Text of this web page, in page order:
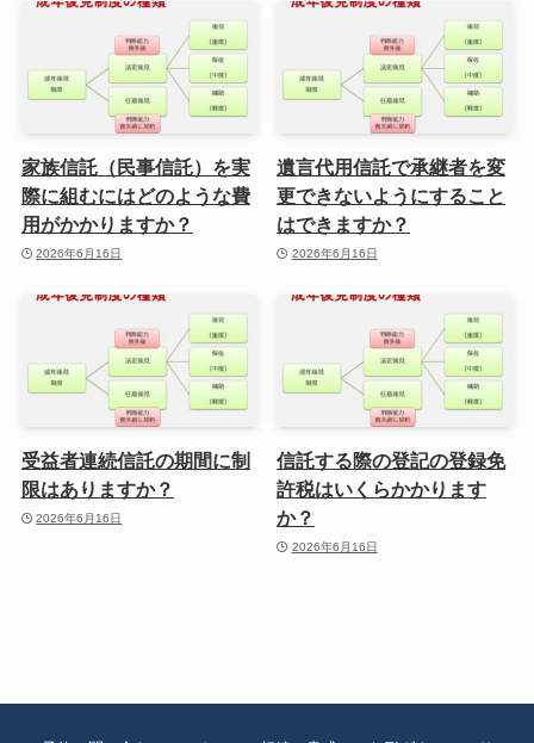
家族信託（民事信託）を実
際に組むにはどのような費
用がかかりますか？
2026年6月16日
遺言代用信託で承継者を変
更できないようにすること
はできますか？
2026年6月16日
受益者連続信託の期間に制
限はありますか？
2026年6月16日
信託する際の登記の登録免
許税はいくらかかります
か？
2026年6月16日